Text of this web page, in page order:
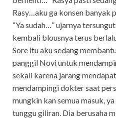
Rasy…aku ga konsen banyak
“Ya sudah…” ujarnya
kembali blousnya terus
Sore itu aku sedang
panggil Novi untuk
sekali karena jarang
mendampingi dokter saat
mungkin kan semua masuk,
tunggu giliran. Dia berusaha